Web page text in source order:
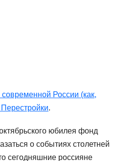
современной России (как,
.
юбилея фонд
о событиях столетней
сегодняшние россияне